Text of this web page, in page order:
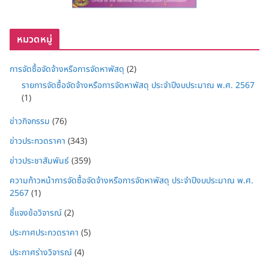
หมวดหมู่
การจัดซื้อจัดจ้างหรือการจัดหาพัสดุ (2)
รายการจัดซื้อจัดจ้างหรือการจัดหาพัสดุ ประจำปีงบประมาณ พ.ศ. 2567
(1)
ข่าวกิจกรรม (76)
ข่าวประกวดราคา (343)
ข่าวประชาสัมพันธ์(359)
ความก้าวหน้าการจัดซื้อจัดจ้างหรือการจัดหาพัสดุ ประจำปีงบประมาณ พ.ศ.
2567(1)
ชี้แจงข้อวิจารณ์(2)
ประกาศประกวดราคา (5)
ประกาศร่างวิจารณ์(4)